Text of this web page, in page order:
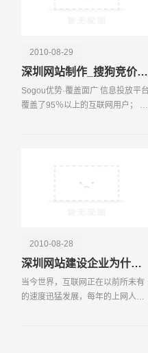
2010-08-29
深圳网站制作_搜狗竞价排名
Sogou优势·覆盖面广 信息投放平台
覆盖了95％以上的互联网用户； 搜
2010-08-28
深圳网站建设企业为什么要建网站？
当今世界，互联网正在以前所未有
的速度迅猛发展，每年的上网人数
电话